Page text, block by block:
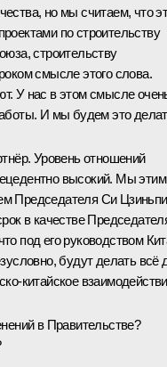
но мы считаем, что
по строительству
строительству
смысле этого слова.
У нас в этом смысле
И мы будем это
Уровень отношений
высокий. Мы этим
Председателя Си
в качестве
под его руководством
будут делать всё
китайское
в Правительстве?